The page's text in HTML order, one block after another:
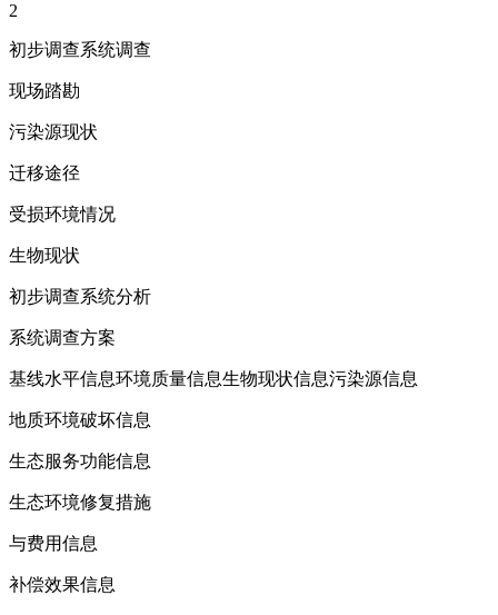
2
初步调查系统调查
现场踏勘
污染源现状
迁移途径
受损环境情况
生物现状
初步调查系统分析
系统调查方案
基线水平信息环境质量信息生物现状信息污染源信息
地质环境破坏信息
生态服务功能信息
生态环境修复措施
与费用信息
补偿效果信息